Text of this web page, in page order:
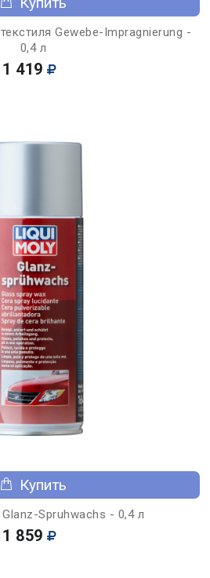
Gewebe-Impragnierung -
0,4 л
1 419
Купить
Spruhwachs - 0,4 л
1 859